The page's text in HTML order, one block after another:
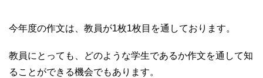
今年度の作文は、教員が1枚1枚目を通しております。
教員にとっても、どのような学生であるか作文を通して知
ることができる機会でもあります。